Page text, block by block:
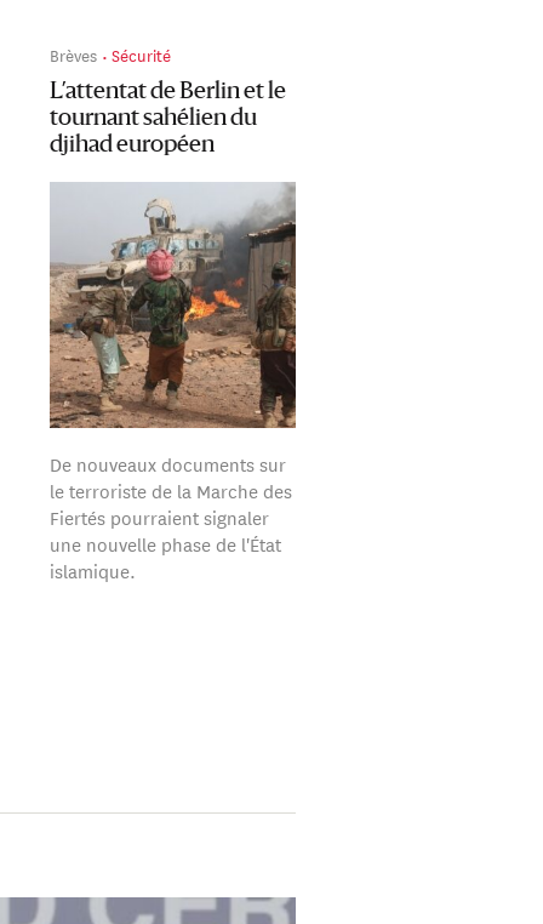
Brèves Sécurité
L’attentat de Berlin et le
tournant sahélien du
djihad européen
De nouveaux documents sur
le terroriste de la Marche des
Fiertés pourraient signaler
une nouvelle phase de l'État
islamique.